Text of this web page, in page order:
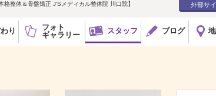
外部サ
整体＆骨盤矯正 J'Sメディカル整体院 川口院】
り
フォト
ギャラリー
スタッフ ブログ